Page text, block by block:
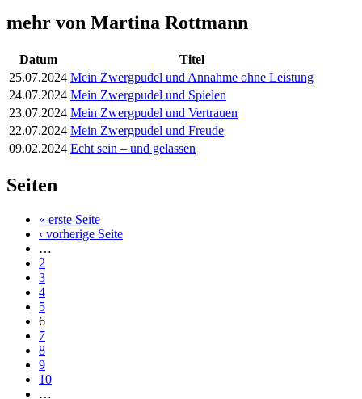
mehr von Martina Rottmann
Datum
Titel
25.07.2024 Mein Zwergpudel und Annahme ohne Leistung
24.07.2024 Mein Zwergpudel und Spielen
23.07.2024 Mein Zwergpudel und Vertrauen
22.07.2024 Mein Zwergpudel und Freude
09.02.2024 Echt sein – und gelassen
Seiten
« erste Seite
‹ vorherige Seite
…
2
3
4
5
6
7
8
9
10
…